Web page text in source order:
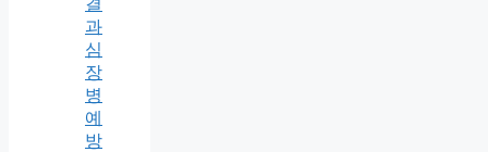
과
심
장
병
예
방